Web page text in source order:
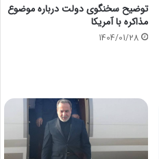
توضیح سخنگوی دولت درباره موضوع
مذاکره با آمریکا
1404/01/28